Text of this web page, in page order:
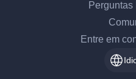
Entre em